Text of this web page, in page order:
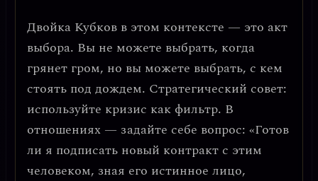
Двойка Кубков в этом контексте — это акт
выбора. Вы не можете выбрать, когда
грянет гром, но вы можете выбрать, с кем
стоять под дождем. Стратегический совет:
используйте кризис как фильтр. В
отношениях — задайте себе вопрос: «Готов
ли я подписать новый контракт с этим
человеком, зная его истинное лицо,